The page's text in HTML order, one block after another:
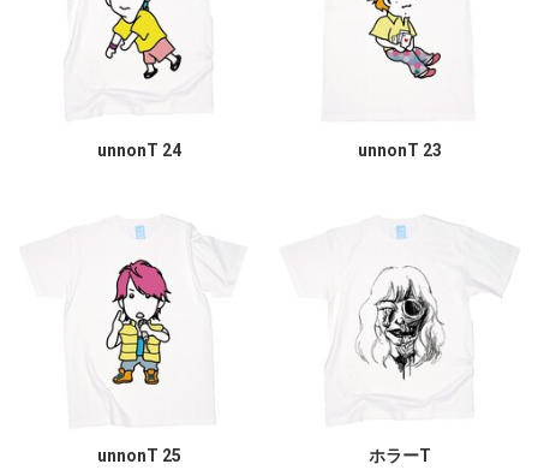
unnonT 24 unnonT 23
unnonT 25 ホラーT